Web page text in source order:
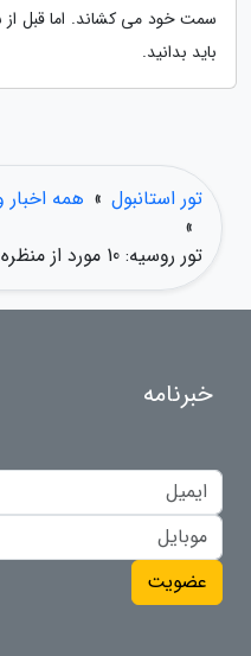
سمت خود می کشاند. اما قبل از
باید بدانید.
تور استانبول » همه اخبار
»
تور روسیه: 10 مورد از منظره ها چشمگیر طبیعت روسیه
خبرنامه
عضویت